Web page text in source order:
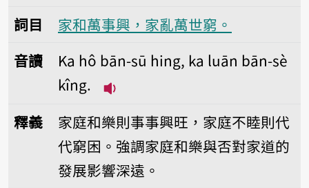
詞目
家和萬事興，家亂萬世窮。
音讀
Ka hô bān-sū hing, ka luān bān-sè
kîng.
釋義
家庭和樂則事事興旺，家庭不睦則代
代窮困。強調家庭和樂與否對家道的
發展影響深遠。